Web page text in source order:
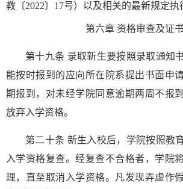
教〔2022〕 17号）以及相关的最新规定执
第六章 资格审查及证
第十九条 录取新生要按照录取通知
能按时报到的应向所在院系提出书面申
期报到，对未经学院同意逾期两周不报
放弃入学资格。
第二十条 新生入校后，学院按照教
入学资格复查。经复查不合格者，学院
理，直至取消入学资格。凡发现弄虚作